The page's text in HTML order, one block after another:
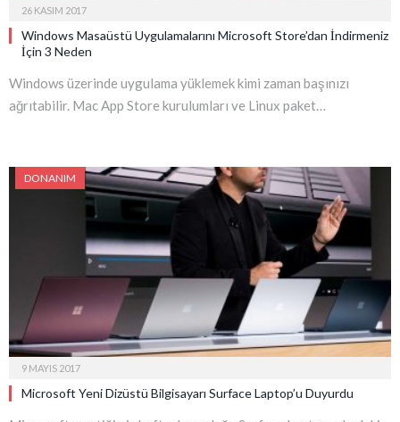
26 KASIM 2017
Windows Masaüstü Uygulamalarını Microsoft Store’dan İndirmeniz
İçin 3 Neden
Windows üzerinde uygulama yüklemek kimi zaman başınızı
ağrıtabilir. Mac App Store kurulumları ve Linux paket…
DONANIM
9 MAYIS 2017
Microsoft Yeni Dizüstü Bilgisayarı Surface Laptop’u Duyurdu